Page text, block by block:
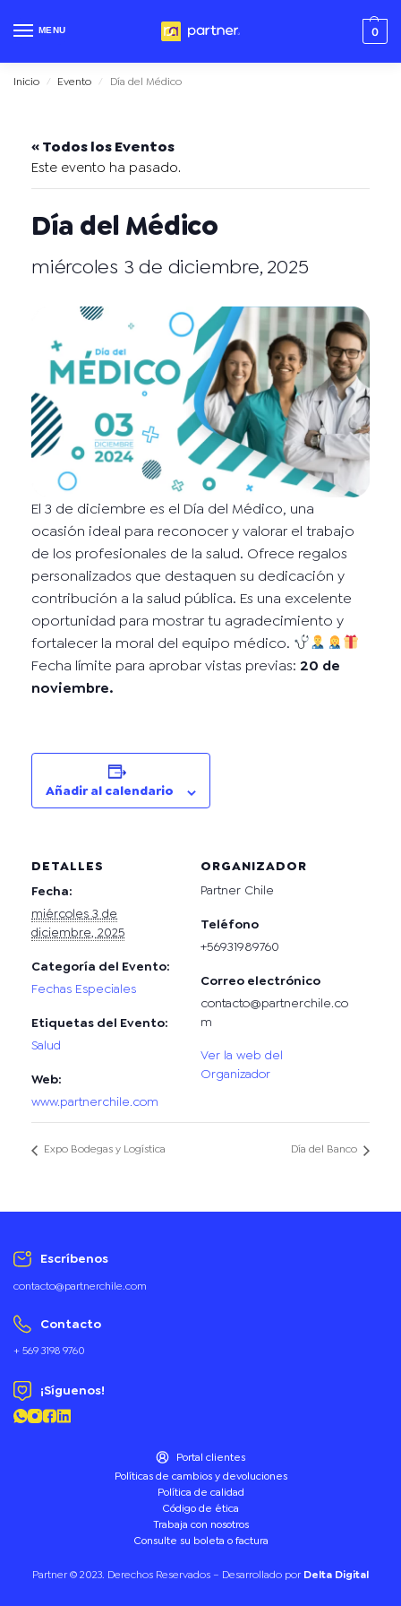
MENU 0
Inicio / Evento / Día del Médico
« Todos los Eventos
Este evento ha pasado.
Día del Médico
miércoles 3 de diciembre, 2025
El 3 de diciembre es el Día del Médico, una
ocasión ideal para reconocer y valorar el trabajo
de los profesionales de la salud. Ofrece regalos
personalizados que destaquen su dedicación y
contribución a la salud pública. Es una excelente
oportunidad para mostrar tu agradecimiento y
fortalecer la moral del equipo médico.
Fecha límite para aprobar vistas previas: 20 de
noviembre.
Añadir al calendario
DETALLES
Fecha:
miércoles 3 de
diciembre, 2025
Categoría del Evento:
Fechas Especiales
Etiquetas del Evento:
Salud
Web:
www.partnerchile.com
ORGANIZADOR
Partner Chile
Teléfono
+56931989760
Correo electrónico
contacto@partnerchile.co
m
Ver la web del
Organizador
Expo Bodegas y Logística Día del Banco
Escríbenos
contacto@partnerchile.com
Contacto
+ 569 3198 9760
¡Síguenos!
Portal clientes
Políticas de cambios y devoluciones
Política de calidad
Código de ética
Trabaja con nosotros
Consulte su boleta o factura
Partner © 2023. Derechos Reservados – Desarrollado porDelta Digital